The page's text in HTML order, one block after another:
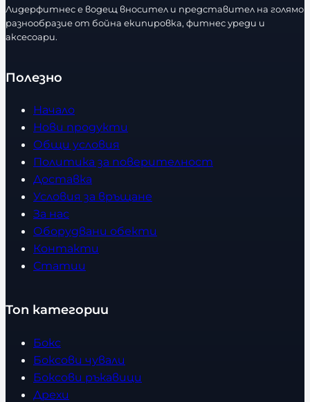
т
в
Лидерфитнес е водещ вносител и представител на голямо
разнообразие от бойна екипировка, фитнес уреди и
аксесоари.
Полезно
Начало
Нови продукти
Общи условия
Политика за поверителност
Доставка
Условия за връщане
За нас
Оборудвани обекти
Контакти
Статии
Топ категории
Бокс
Боксови чували
Боксови ръкавици
Дрехи